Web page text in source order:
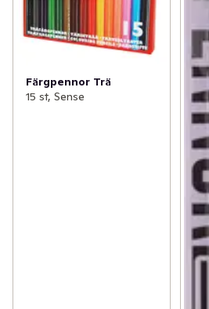
Färgpennor Trä
15 st, Sense